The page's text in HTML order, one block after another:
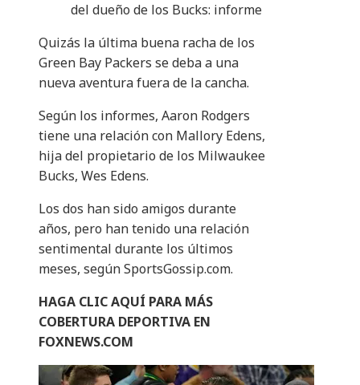
del dueño de los Bucks: informe
Quizás la última buena racha de los
Green Bay Packers se deba a una
nueva aventura fuera de la cancha.
Según los informes, Aaron Rodgers
tiene una relación con Mallory Edens,
hija del propietario de los Milwaukee
Bucks, Wes Edens.
Los dos han sido amigos durante
años, pero han tenido una relación
sentimental durante los últimos
meses, según SportsGossip.com.
HAGA CLIC AQUÍ PARA MÁS
COBERTURA DEPORTIVA EN
FOXNEWS.COM